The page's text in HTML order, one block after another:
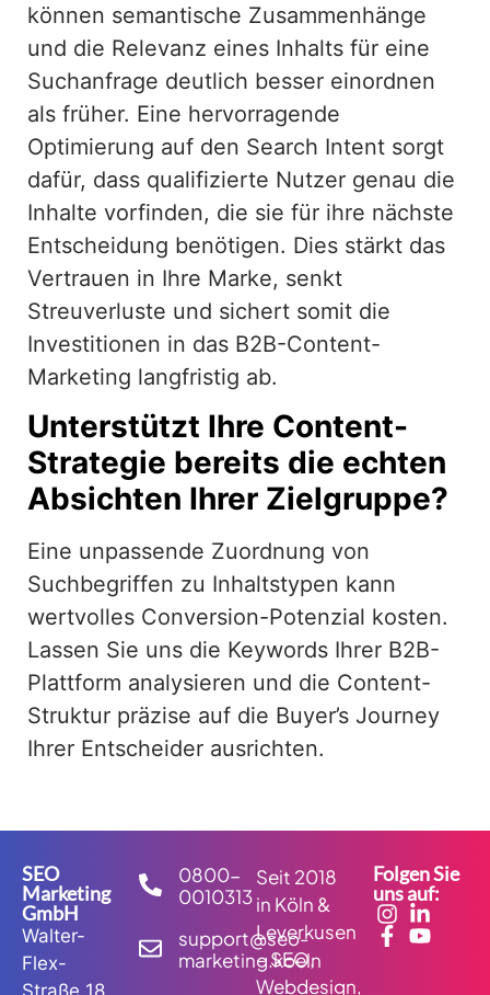
können semantische Zusammenhänge
und die Relevanz eines Inhalts für eine
Suchanfrage deutlich besser einordnen
als früher. Eine hervorragende
Optimierung auf den Search Intent sorgt
dafür, dass qualifizierte Nutzer genau die
Inhalte vorfinden, die sie für ihre nächste
Entscheidung benötigen. Dies stärkt das
Vertrauen in Ihre Marke, senkt
Streuverluste und sichert somit die
Investitionen in das B2B-Content-
Marketing langfristig ab.
Unterstützt Ihre Content-
Strategie bereits die echten
Absichten Ihrer Zielgruppe?
Eine unpassende Zuordnung von
Suchbegriffen zu Inhaltstypen kann
wertvolles Conversion-Potenzial kosten.
Lassen Sie uns die Keywords Ihrer B2B-
Plattform analysieren und die Content-
Struktur präzise auf die Buyer’s Journey
Ihrer Entscheider ausrichten.
SEO
Marketing
GmbH
Walter-
Flex-
Straße 18
0800-
0010313
support@seo-
marketing.koeln
Seit 2018
in Köln &
Leverkusen
– SEO,
Webdesign,
Folgen Sie
uns auf: